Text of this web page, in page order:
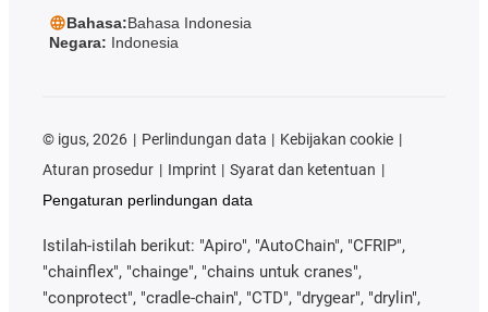
Bahasa:Bahasa Indonesia
Negara: Indonesia
© igus, 2026 Perlindungan data
Kebijakan cookie
Aturan prosedur
Imprint
Syarat dan ketentuan
Pengaturan perlindungan data
Istilah-istilah berikut: "Apiro", "AutoChain", "CFRIP",
"chainflex", "chainge", "chains untuk cranes",
"conprotect", "cradle-chain", "CTD", "drygear", "drylin",